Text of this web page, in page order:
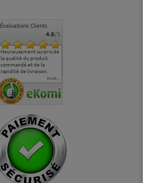
Évaluations Clients
4.8/5
Heureusement surpris de
la qualité du produit
commandé et de la
rapidité de livraison.
de l'aménagement et ne
regrette pas mon achat.
PLUS...